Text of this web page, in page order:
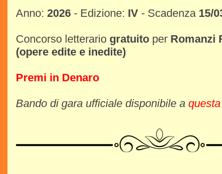
Anno: 2026 - Edizione: IV - Scadenza 15/
Concorso letterario gratuito per Romanzi
(opere edite e inedite)
Premi in Denaro
Bando di gara ufficiale disponibile a